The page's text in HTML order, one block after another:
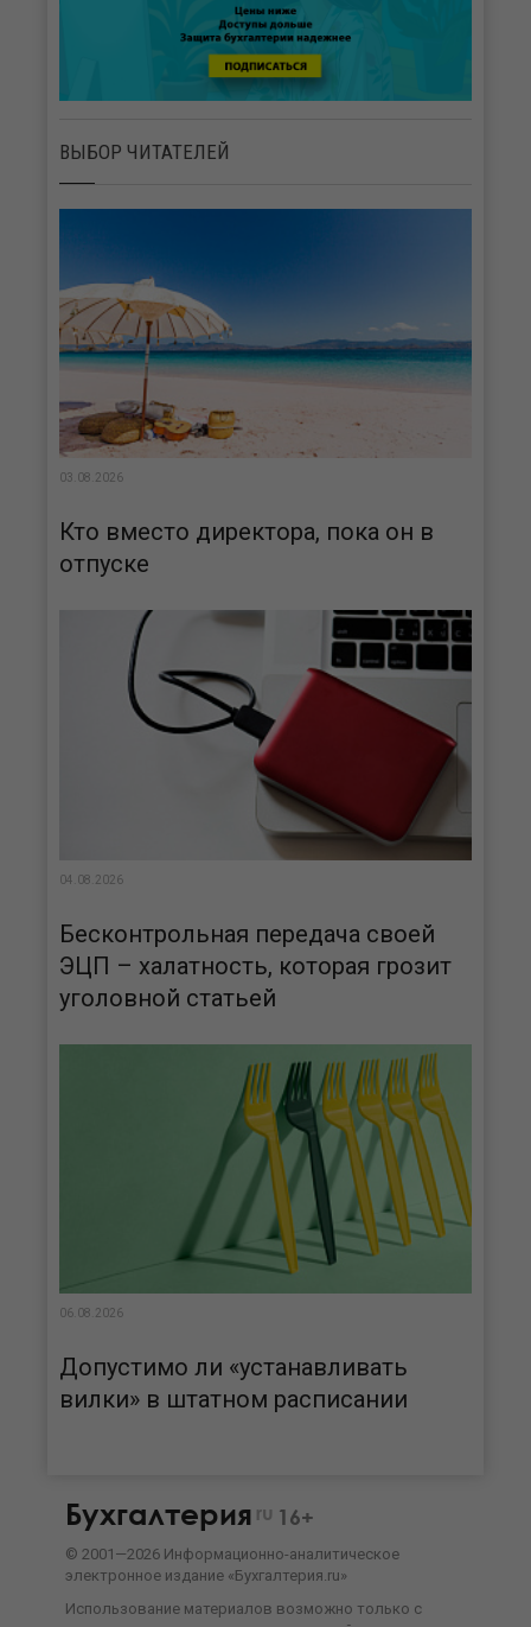
ВЫБОР ЧИТАТЕЛЕЙ
03.08.2026
Кто вместо директора, пока он в
отпуске
04.08.2026
Бесконтрольная передача своей
ЭЦП – халатность, которая грозит
уголовной статьей
06.08.2026
Допустимо ли «устанавливать
вилки» в штатном расписании
Бухгалтерия ru 16+
© 2001—2026 Информационно-аналитическое
электронное издание «Бухгалтерия.ru»
Использование материалов возможно только с